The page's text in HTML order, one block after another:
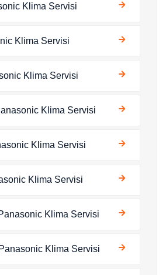
Klima Servisi
Klima Servisi
Klima Servisi
Klima Servisi
Klima Servisi
Klima Servisi
Klima Servisi
Klima Servisi